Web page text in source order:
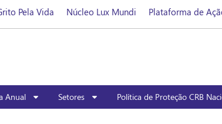
Pela Vida Núcleo Lux Mundi Plataforma de
Anual Setores Política de Proteção CRB